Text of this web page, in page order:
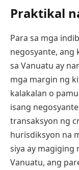
Praktikal
Para sa mga
negosyante, ang
sa Vanuatu ay
mga margin ng
kalakalan o
isang
transaksyon ng
hurisdiksyon na
siya ay magiging
Vanuatu, ang